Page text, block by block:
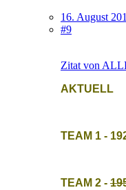
16. August
#9
Zitat von
AKTUELL
TEAM 1 -
TEAM 2 -